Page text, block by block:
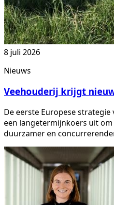
8 juli 2026
Nieuws
Veehouderij krijgt
De eerste Europese
een langetermijnkoers uit
duurzamer en